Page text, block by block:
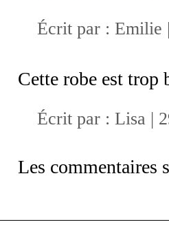
Écrit par : Emilie
Cette robe est trop
Écrit par : Lisa |
Les commentaires